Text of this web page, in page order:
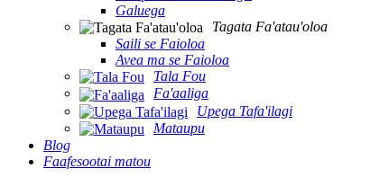
Galuega
Tagata Fa'atau'oloa
Saili se Faioloa
Avea ma se Faioloa
Tala Fou
Fa'aaliga
Upega Tafa'ilagi
Mataupu
Blog
Faafesootai matou